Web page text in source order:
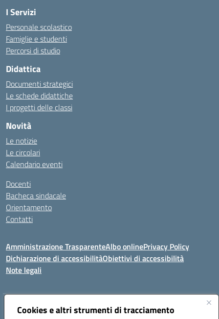
Cookies e altri strumenti di tracciamento
I Servizi
Personale scolastico
Famiglie e studenti
Percorsi di studio
Didattica
Documenti strategici
Le schede didattiche
I progetti delle classi
Novità
Le notizie
Le circolari
Calendario eventi
Docenti
Bacheca sindacale
Orientamento
Contatti
Amministrazione TrasparenteAlbo onlinePrivacy Policy
Dichiarazione di accessibilitàObiettivi di accessibilità
Note legali
Indirizzo:Viale P. Togliatti snc 67039 Sulmona (AQ)